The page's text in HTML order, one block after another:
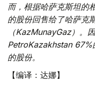
而，根据哈萨克斯坦的
的股份回售给了哈萨克
（KazMunayGaz）。
PetroKazakhstan
的股份​。
【编译：达娜】